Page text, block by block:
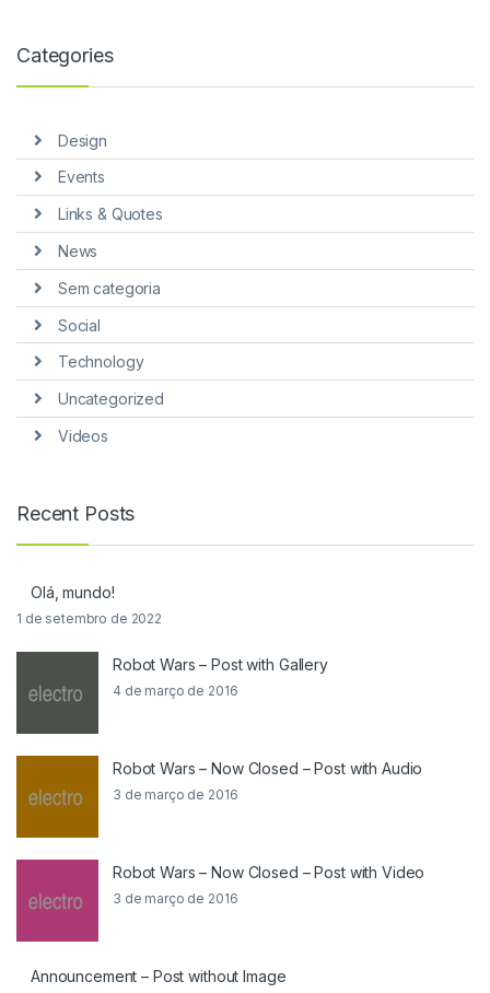
Categories
Design
Events
Links & Quotes
News
Sem categoria
Social
Technology
Uncategorized
Videos
Recent Posts
Olá, mundo!
1 de setembro de 2022
Robot Wars – Post with Gallery
4 de março de 2016
Robot Wars – Now Closed – Post with Audio
3 de março de 2016
Robot Wars – Now Closed – Post with Video
3 de março de 2016
Announcement – Post without Image